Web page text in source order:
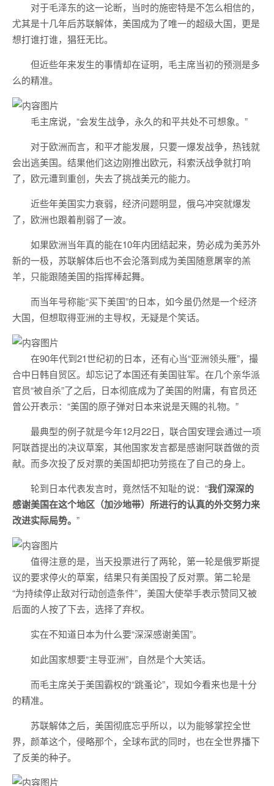
对于毛泽东的这一论断，当时的施密特是不怎么相信的，
尤其是十几年后苏联解体，美国成为了唯一的超级大国，更是
想打谁打谁，猖狂无比。
但近些年来发生的事情却在证明，毛主席当初的预测是多
么的精准。
毛主席说，“会发生战争，永久的和平共处不可想象。”
对于欧洲而言，和平才能发展，只要一爆发战争，热钱就
会出逃美国。结果他们这边刚推出欧元，科索沃战争就打响
了，欧元遭到重创，失去了挑战美元的能力。
近些年美国实力衰弱，经济问题明显，俄乌冲突就爆发
了，欧洲也跟着削弱了一波。
如果欧洲当年真的能在10年内团结起来，势必成为美苏外
新的一极，苏联解体后也不会沦落到成为美国随意屠宰的羔
羊，只能跟随美国的指挥棒起舞。
而当年号称能“买下美国”的日本，如今虽仍然是一个经济
大国，但想取得亚洲的主导权，无疑是个笑话。
在90年代到21世纪初的日本，还有心当“亚洲领头雁”，撮
合中日韩自贸区。却忘记了本国还有美国驻军。在几个亲华派
官员“被自杀”了之后，日本彻底成为了美国的附庸，有官员还
曾公开表示：“美国的原子弹对日本来说是天赐的礼物。”
最典型的例子就是今年12月22日，联合国安理会通过一项
阿联酋提出的决议草案，其他国家发言都是感谢阿联酋做的贡
献。而多次投了反对票的美国却把功劳揽在了自己的身上。
轮到日本代表发言时，竟然恬不知耻的说：“我们深深的
感谢美国在这个地区（加沙地带）所进行的认真的外交努力来
改进实际局势。 ”
值得注意的是，当天投票进行了两轮，第一轮是俄罗斯提
议的要求停火的草案，结果只有美国投了反对票。第二轮是
“为持续停止敌对行动创造条件”，美国大使举手表示赞同又被
后面的人按了下去，选择了弃权。
实在不知道日本为什么要“深深感谢美国”。
如此国家想要“主导亚洲”，自然是个大笑话。
而毛主席关于美国霸权的“跳蚤论”，现如今看来也是十分
的精准。
苏联解体之后，美国彻底忘乎所以，以为能够掌控全世
界，颜革这个，侵略那个，全球布武的同时，也在全世界播下
了反美的种子。